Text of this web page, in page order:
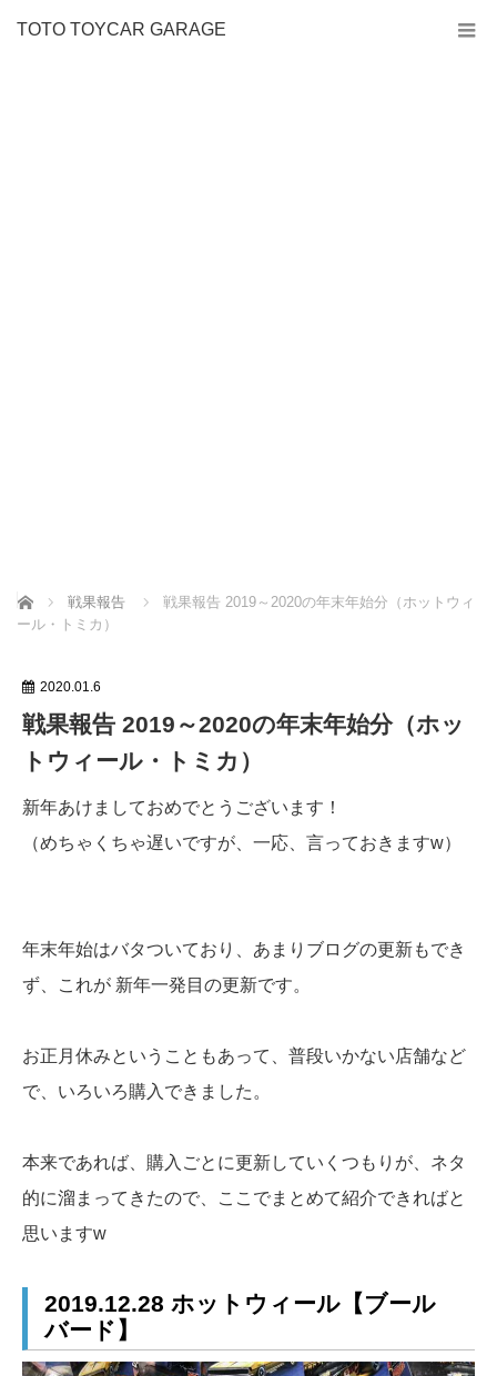
TOTO TOYCAR GARAGE
ホーム 戦果報告
戦果報告 2019～2020の年末年始分（ホットウィ
ール・トミカ）
2020.01.6
戦果報告 2019～2020の年末年始分（ホッ
トウィール・トミカ）
新年あけましておめでとうございます！
（めちゃくちゃ遅いですが、一応、言っておきますw）
年末年始はバタついており、あまりブログの更新もでき
ず、これが 新年一発目の更新です。
お正月休みということもあって、普段いかない店舗など
で、いろいろ購入できました。
本来であれば、購入ごとに更新していくつもりが、ネタ
的に溜まってきたので、ここでまとめて紹介できればと
思いますw
2019.12.28 ホットウィール【ブール
バード】